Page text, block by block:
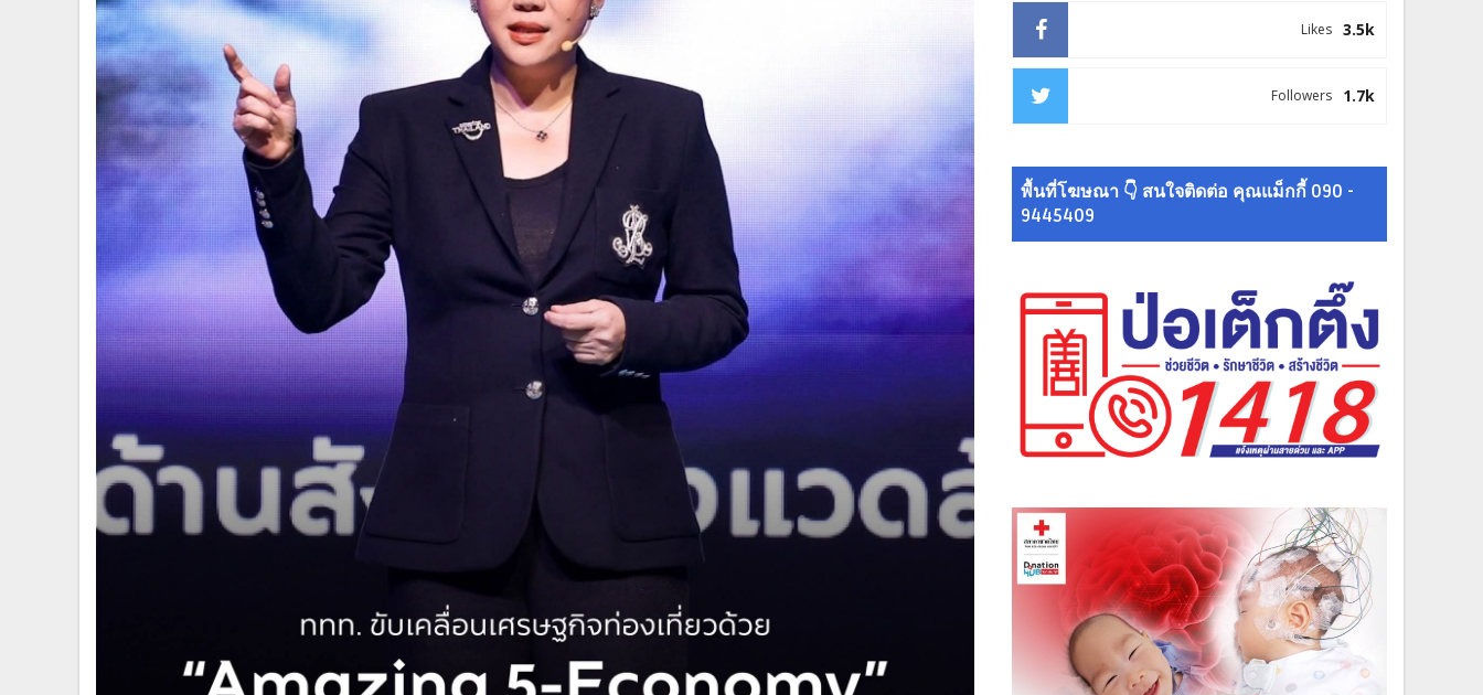
3.5k
Likes
1.7k
Followers
พื้นที่โฆษณา 👇 สนใจติดต่อ คุณแม็กกี้ 090 -
9445409